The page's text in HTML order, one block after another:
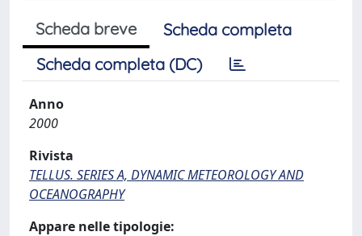
Scheda breve
Scheda completa
Scheda completa (DC)
Anno
2000
Rivista
TELLUS. SERIES A, DYNAMIC METEOROLOGY AND
OCEANOGRAPHY
Appare nelle tipologie: